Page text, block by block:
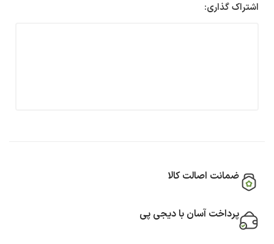
اشتراک گذاری:
ضمانت اصالت کالا
پرداخت آسان با دیجی پی